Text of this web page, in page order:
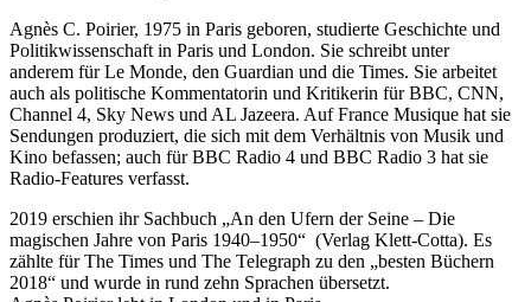
Agnès C. Poirier, 1975 in Paris geboren, studierte Geschichte und
Politikwissenschaft in Paris und London. Sie schreibt unter
anderem für Le Monde, den Guardian und die Times. Sie arbeitet
auch als politische Kommentatorin und Kritikerin für BBC, CNN,
Channel 4, Sky News und AL Jazeera. Auf France Musique hat sie
Sendungen produziert, die sich mit dem Verhältnis von Musik und
Kino befassen; auch für BBC Radio 4 und BBC Radio 3 hat sie
Radio-Features verfasst.
2019 erschien ihr Sachbuch „An den Ufern der Seine – Die
magischen Jahre von Paris 1940–1950“ (Verlag Klett-Cotta). Es
zählte für The Times und The Telegraph zu den „besten Büchern
2018“ und wurde in rund zehn Sprachen übersetzt.